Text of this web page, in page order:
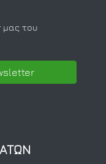
μας του